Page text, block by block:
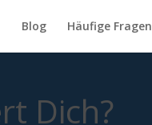
Blog Häufige Fragen
Dich?